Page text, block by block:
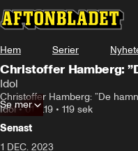
Hem Serier
Christoffer Hamberg:
Idol
Christoffer Hamberg: ”De
Idol•01.11.19 • 119 sek
Se mer
Senast
1 DEC. 2023